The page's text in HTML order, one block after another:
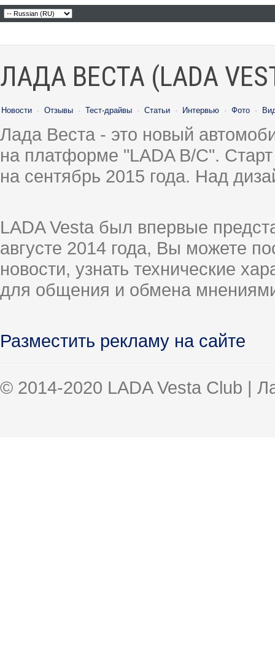
ЛАДА ВЕСТА (LADA
Новости · Отзывы · Тест-драйвы · Статьи · Интервью · Фото ·
Лада Веста - это новый
на платформе "LADA B/C".
на сентябрь 2015 года. Над
LADA Vesta был впервые
августе 2014 года, Вы можете
новости, узнать технические
для общения и обмена
Разместить рекламу на сайте
© 2014-2020 LADA Vesta Club |